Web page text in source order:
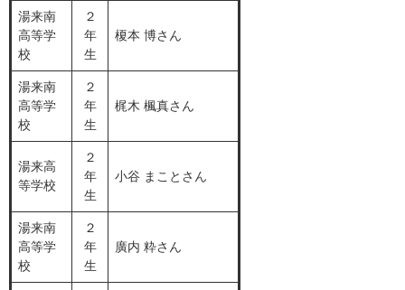
湯来南
高等学
校
２
年
生
榎本 博さん
湯来南
高等学
校
２
年
生
梶木 楓真さん
湯来高
等学校
２
年
生
小谷 まことさん
湯来南
高等学
校
２
年
生
廣内 粋さん